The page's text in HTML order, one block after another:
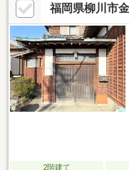
福岡県柳川市
2階建て